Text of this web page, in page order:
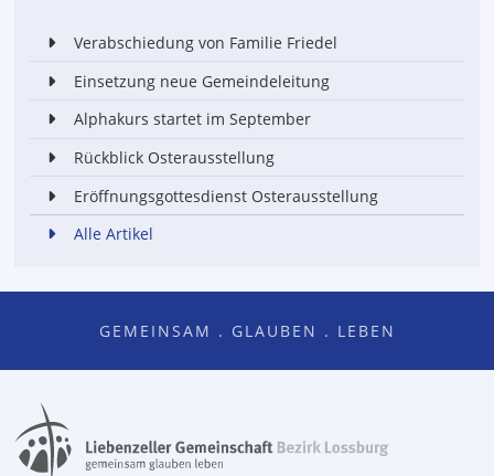
Verabschiedung von Familie Friedel
Einsetzung neue Gemeindeleitung
Alphakurs startet im September
Rückblick Osterausstellung
Eröffnungsgottesdienst Osterausstellung
Alle Artikel
GEMEINSAM . GLAUBEN . LEBEN